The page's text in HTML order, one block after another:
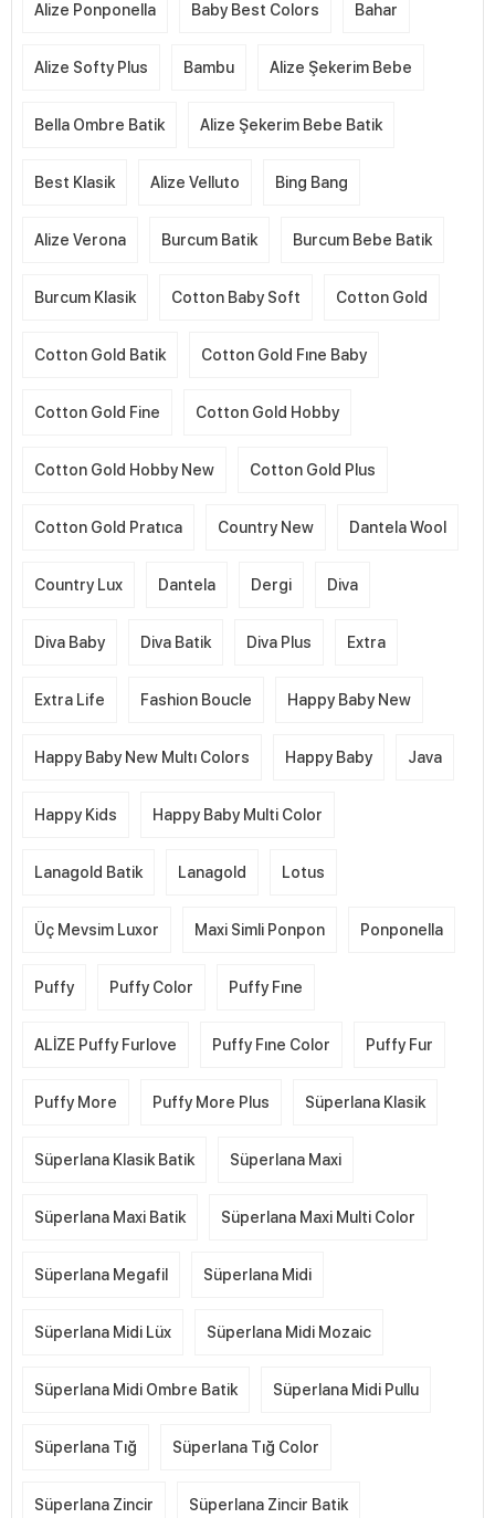
Alize Ponponella Baby Best Colors Bahar
Alize Softy Plus Bambu Alize Şekerim Bebe
Bella Ombre Batik Alize Şekerim Bebe Batik
Best Klasik Alize Velluto Bing Bang
Alize Verona Burcum Batik Burcum Bebe Batik
Burcum Klasik Cotton Baby Soft Cotton Gold
Cotton Gold Batik Cotton Gold Fıne Baby
Cotton Gold Fine Cotton Gold Hobby
Cotton Gold Hobby New Cotton Gold Plus
Cotton Gold Pratıca Country New Dantela Wool
Country Lux Dantela Dergi Diva
Diva Baby Diva Batik Diva Plus Extra
Extra Life Fashion Boucle Happy Baby New
Happy Baby New Multı Colors Happy Baby Java
Happy Kids Happy Baby Multi Color
Lanagold Batik Lanagold Lotus
Üç Mevsim Luxor Maxi Simli Ponpon Ponponella
Puffy Puffy Color Puffy Fıne
ALİZE Puffy Furlove Puffy Fıne Color Puffy Fur
Puffy More Puffy More Plus Süperlana Klasik
Süperlana Klasik Batik Süperlana Maxi
Süperlana Maxi Batik Süperlana Maxi Multi Color
Süperlana Megafil Süperlana Midi
Süperlana Midi Lüx Süperlana Midi Mozaic
Süperlana Midi Ombre Batik Süperlana Midi Pullu
Süperlana Tığ Süperlana Tığ Color
Süperlana Zincir Süperlana Zincir Batik